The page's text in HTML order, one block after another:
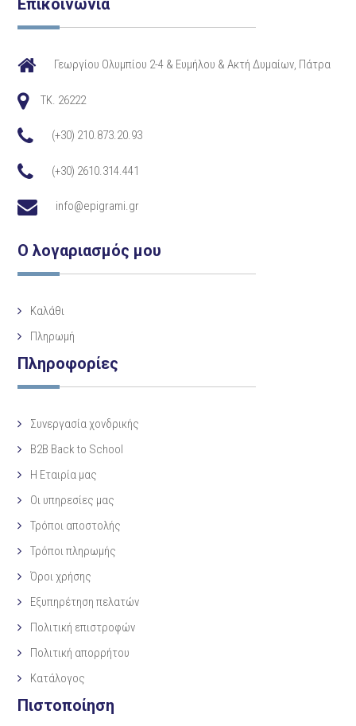
Επικοινωνία
Γεωργίου Ολυμπίου 2-4 & Ευμήλου & Ακτή Δυμαίων, Πάτρα
TK. 26222
(+30) 210.873.20.93
(+30) 2610.314.441
info@epigrami.gr
Ο λογαριασμός μου
Καλάθι
Πληρωμή
Πληροφορίες
Συνεργασία χονδρικής
B2B Back to School
Η Eταιρία μας
Οι υπηρεσίες μας
Τρόποι αποστολής
Τρόποι πληρωμής
Όροι χρήσης
Εξυπηρέτηση πελατών
Πολιτική επιστροφών
Πολιτική απορρήτου
Κατάλογος
Πιστοποίηση